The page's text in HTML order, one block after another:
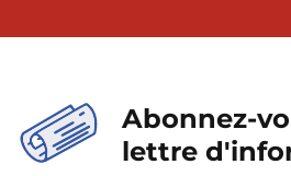
Abonnez-
lettre